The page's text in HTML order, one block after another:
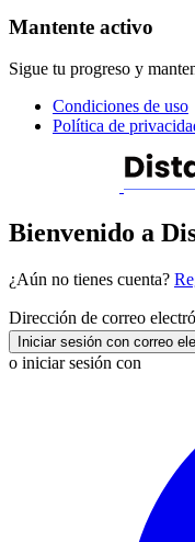
Mantente activo
Sigue tu progreso y
Condiciones de uso
Política de
Bienvenido a
¿Aún no tienes cuenta?
Dirección de correo
Iniciar sesión con correo
o iniciar sesión con